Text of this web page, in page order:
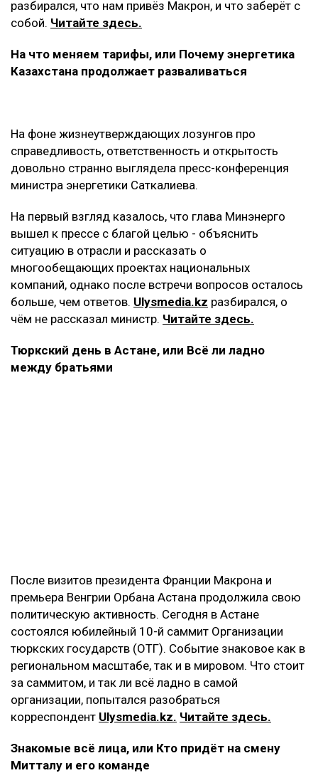
разбирался, что нам привёз Макрон, и что заберёт с
собой. Читайте здесь.
На что меняем тарифы, или Почему энергетика
Казахстана продолжает разваливаться
На фоне жизнеутверждающих лозунгов про
справедливость, ответственность и открытость
довольно странно выглядела пресс-конференция
министра энергетики Саткалиева.
На первый взгляд казалось, что глава Минэнерго
вышел к прессе с благой целью - объяснить
ситуацию в отрасли и рассказать о
многообещающих проектах национальных
компаний, однако после встречи вопросов осталось
больше, чем ответов. Ulysmedia.kz разбирался, о
чём не рассказал министр. Читайте здесь.
Тюркский день в Астане, или Всё ли ладно
между братьями
После визитов президента Франции Макрона и
премьера Венгрии Орбана Астана продолжила свою
политическую активность. Сегодня в Астане
состоялся юбилейный 10-й саммит Организации
тюркских государств (ОТГ). Событие знаковое как в
региональном масштабе, так и в мировом. Что стоит
за саммитом, и так ли всё ладно в самой
организации, попытался разобраться
корреспондент Ulysmedia.kz. Читайте здесь.
Знакомые всё лица, или Кто придёт на смену
Митталу и его команде